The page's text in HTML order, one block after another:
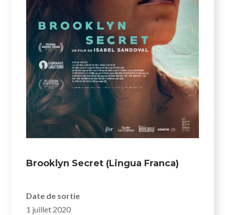
Brooklyn Secret (Lingua Franca)
Date de sortie
1 juillet 2020